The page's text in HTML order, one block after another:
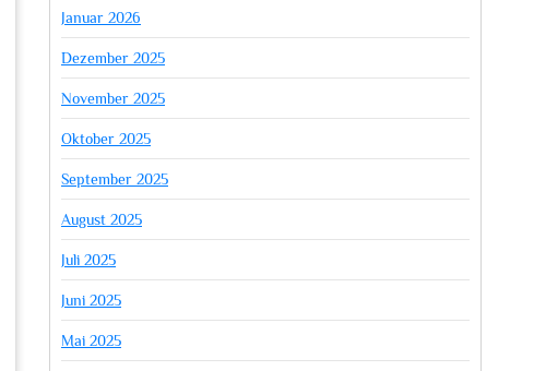
Januar 2026
Dezember 2025
November 2025
Oktober 2025
September 2025
August 2025
Juli 2025
Juni 2025
Mai 2025